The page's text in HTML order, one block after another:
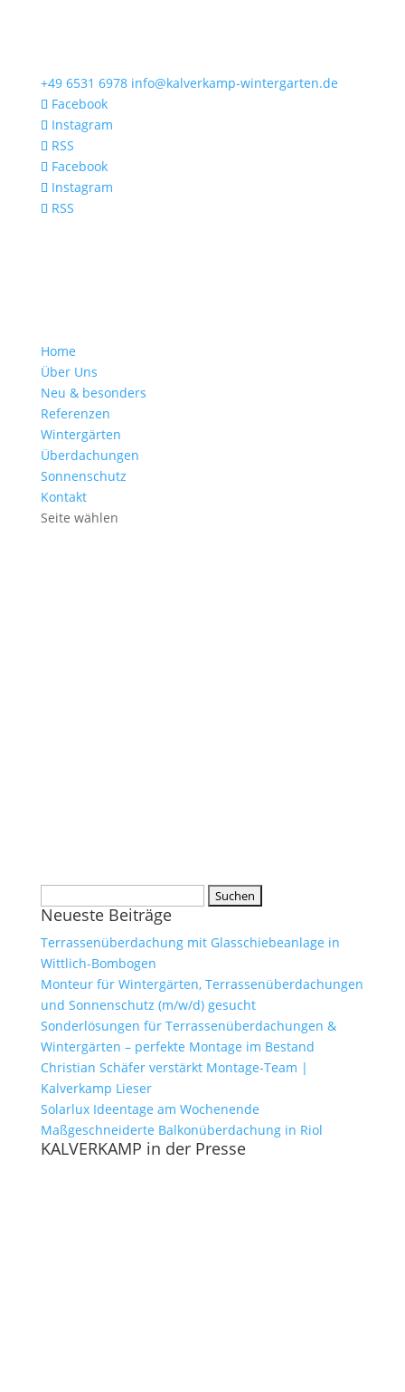
+49 6531 6978 info@kalverkamp-wintergarten.de
Facebook
Instagram
RSS
Facebook
Instagram
RSS
Home
Über Uns
Neu & besonders
Referenzen
Wintergärten
Überdachungen
Sonnenschutz
Kontakt
Seite wählen
nach:
Neueste Beiträge
Terrassenüberdachung mit Glasschiebeanlage in
Wittlich-Bombogen
Monteur für Wintergärten, Terrassenüberdachungen
und Sonnenschutz (m/w/d) gesucht
Sonderlösungen für Terrassenüberdachungen &
Wintergärten – perfekte Montage im Bestand
Christian Schäfer verstärkt Montage-Team |
Kalverkamp Lieser
Solarlux Ideentage am Wochenende
Maßgeschneiderte Balkonüberdachung in Riol
KALVERKAMP in der Presse